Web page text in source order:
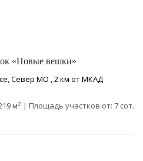
«Новые вешки»
Север МО , 2 км от МКАД
м2 | Площадь участков от: 7 сот.